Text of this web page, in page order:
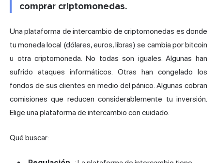
comprar criptomonedas.
Una plataforma de intercambio de criptomonedas es donde
tu moneda local (dólares, euros, libras) se cambia por bitcoin
u otra criptomoneda. No todas son iguales. Algunas han
sufrido ataques informáticos. Otras han congelado los
fondos de sus clientes en medio del pánico. Algunas cobran
comisiones que reducen considerablemente tu inversión.
Elige una plataforma de intercambio con cuidado.
Qué buscar: